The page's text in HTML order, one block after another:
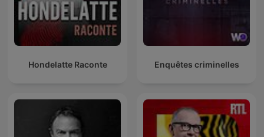
Hondelatte Raconte Enquêtes criminelles